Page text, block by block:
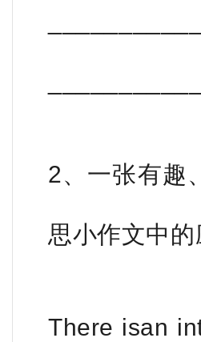
2、一张有趣
思小作文中
There isan